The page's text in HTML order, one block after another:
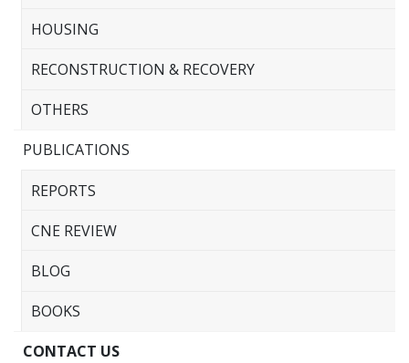
HOUSING
RECONSTRUCTION & RECOVERY
OTHERS
PUBLICATIONS
REPORTS
CNE REVIEW
BLOG
BOOKS
CONTACT US